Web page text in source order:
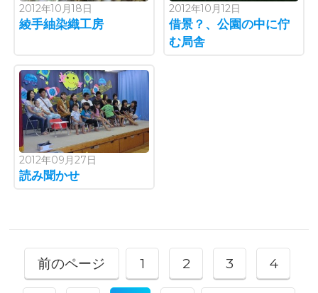
2012年10月18日
綾手紬染織工房
2012年10月12日
借景？、公園の中に佇
む局舎
2012年09月27日
読み聞かせ
前のページ 1 2 3 4